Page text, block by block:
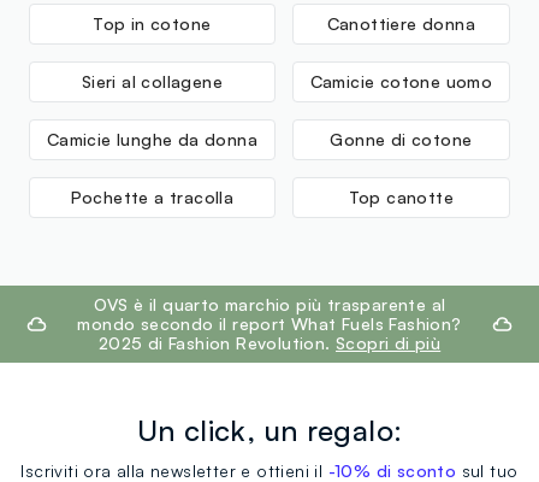
MADE IN BANGLADESH
Top in cotone Canottiere donna
Sieri al collagene Camicie cotone uomo
Camicie lunghe da donna Gonne di cotone
Pochette a tracolla Top canotte
footer.ariatitleOVS è il quarto marchio più trasparente al
mondo secondo il report What Fuels Fashion?
2025 di Fashion Revolution. Scopri di più
Un click, un regalo:
Iscriviti ora alla newsletter e ottieni il -10% di sconto sul tuo